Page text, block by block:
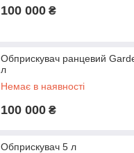
100 000 ₴
Обприскувач ранцевий
л
Немає в наявності
100 000 ₴
Обприскувач 5 л